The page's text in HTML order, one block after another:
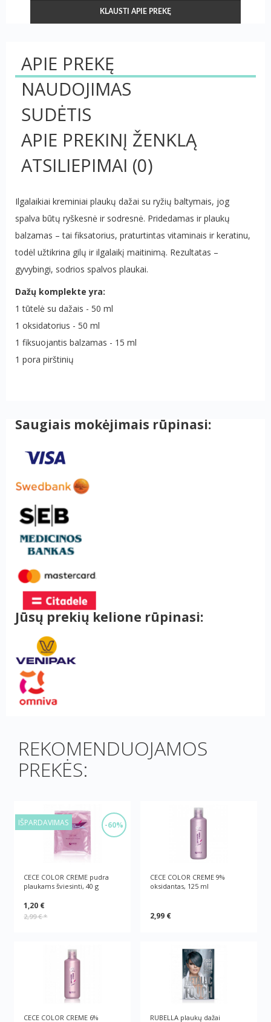
KLAUSTI APIE PREKĘ
APIE PREKĘ
NAUDOJIMAS
SUDĖTIS
APIE PREKINĮ ŽENKLĄ
ATSILIEPIMAI (0)
Ilgalaikiai kreminiai plaukų dažai su ryžių baltymais, jog
spalva būtų ryškesnė ir sodresnė. Pridedamas ir plaukų
balzamas – tai fiksatorius, praturtintas vitaminais ir keratinu,
todėl užtikrina gilų ir ilgalaikį maitinimą. Rezultatas –
gyvybingi, sodrios spalvos plaukai.
Dažų komplekte yra:
1 tūtelė su dažais - 50 ml
1 oksidatorius - 50 ml
1 fiksuojantis balzamas - 15 ml
1 pora pirštinių
Saugiais mokėjimais rūpinasi:
Jūsų prekių kelione rūpinasi:
REKOMENDUOJAMOS
PREKĖS:
-60%
IŠPARDAVIMAS
CECE COLOR CREME pudra
plaukams šviesinti, 40 g
1,20 €
2,99 €*
CECE COLOR CREME 9%
oksidantas, 125 ml
2,99 €
CECE COLOR CREME 6% RUBELLA plaukų dažai